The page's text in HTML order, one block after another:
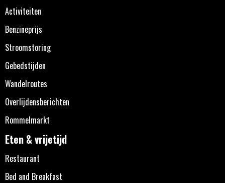
Activiteiten
Benzineprijs
Stroomstoring
Gebedstijden
Wandelroutes
Overlijdensberichten
Rommelmarkt
Eten & vrijetijd
Restaurant
Bed and Breakfast